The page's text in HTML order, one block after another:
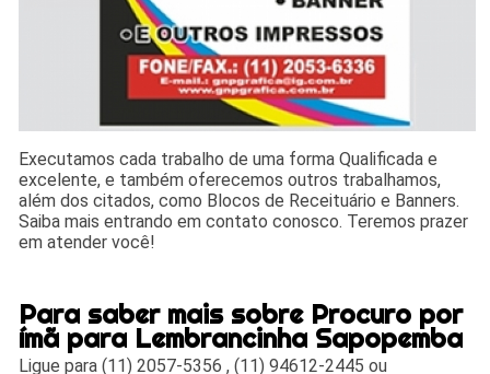
Executamos cada trabalho de uma forma Qualificada e
excelente, e também oferecemos outros trabalhamos,
além dos citados, como Blocos de Receituário e Banners.
Saiba mais entrando em contato conosco. Teremos prazer
em atender você!
Para saber mais sobre Procuro por
ímã para Lembrancinha Sapopemba
Ligue para(11) 2057-5356 ,(11) 94612-2445 ou